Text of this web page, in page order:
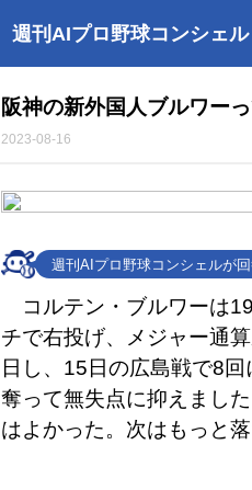
週刊AIプロ野球コンシェル
阪神の新外国人ブルワー
2023-08-16
週刊AIプロ野球コンシェルが回
コルテン・ブルワーは
チで右投げ、メジャー通
日し、15日の広島戦で8
奪って無失点に抑えまし
はよかった。次はもっと